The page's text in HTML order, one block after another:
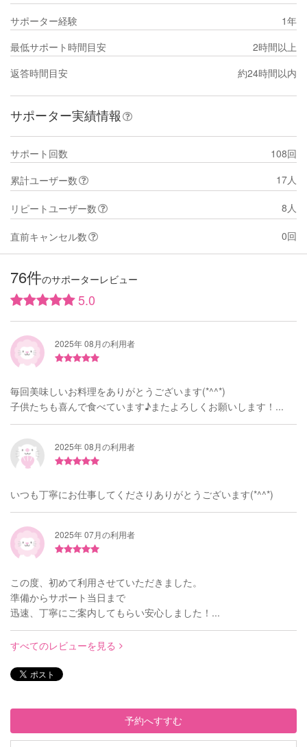
サポーター経験
1年
最低サポート時間目安
2時間以上
返答時間目安
約24時間以内
サポーター実績情報
サポート回数
108回
累計ユーザー数
17人
リピートユーザー数 8人
直前キャンセル数 0回
76件のサポーターレビュー
5.0
2025年 08月の利用者
毎回美味しいお料理をありがとうございます(*^^*)
子供たちも喜んで食べています♪またよろしくお願いします！...
2025年 08月の利用者
いつも丁寧にお仕事してくださりありがとうございます(*^^*)
2025年 07月の利用者
この度、初めて利用させていただきました。
準備からサポート当日まで
迅速、丁寧にご案内してもらい安心しました！...
すべてのレビューを見る
予約へすすむ